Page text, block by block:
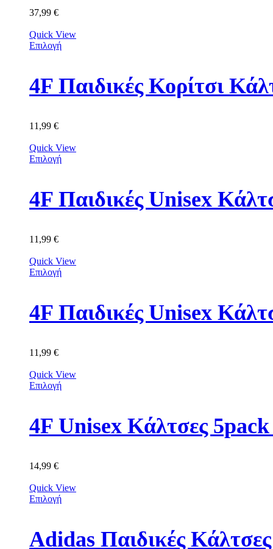
37,99 €
Quick View
Επιλογή
11,99 €
Quick View
Επιλογή
11,99 €
Quick View
Επιλογή
4F Παιδικές Unisex
11,99 €
Quick View
Επιλογή
4F Unisex Κάλτσες
14,99 €
Quick View
Επιλογή
Adidas Παιδικές